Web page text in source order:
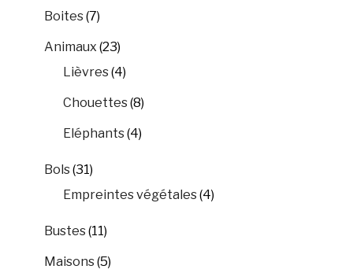
Boites(7)
Animaux (23)
Lièvres(4)
Chouettes(8)
Eléphants(4)
Bols(31)
Empreintes végétales(4)
Bustes(11)
Maisons(5)